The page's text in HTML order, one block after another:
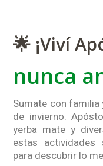
🌟 ¡Viví
nunca
Sumate con familia
de invierno.
yerba mate y
estas actividades
para descubrir lo